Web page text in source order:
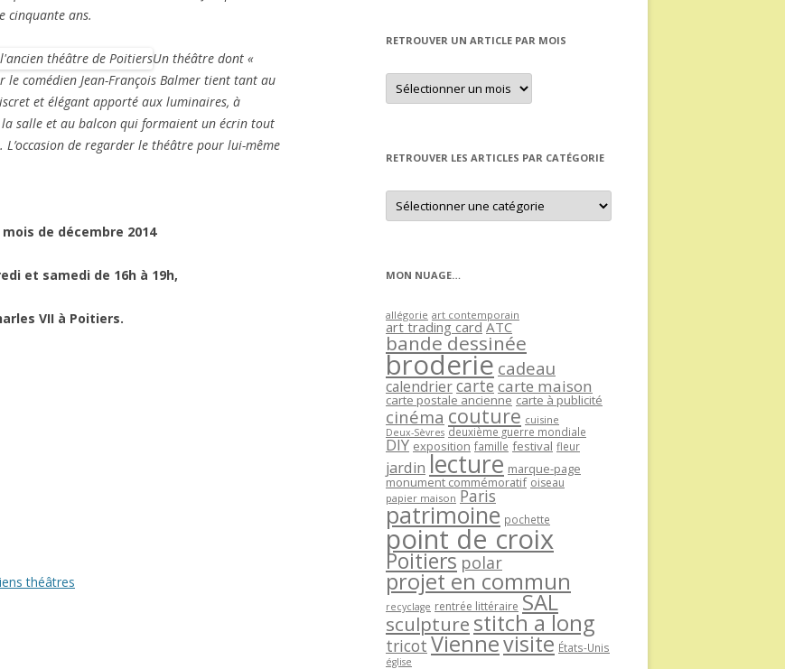
cinquante ans.
Un théâtre dont «
le comédien Jean-François Balmer tient tant au
et élégant apporté aux luminaires, à
la salle et au balcon qui formaient un écrin tout
de regarder le théâtre pour lui-même
mois de décembre 2014
et samedi de 16h à 19h,
VII à Poitiers.
théâtres
RETROUVER UN ARTICLE PAR MOIS
Retrouver
un
article
RETROUVER LES ARTICLES PAR CATÉGORIE
Retrouver
les
articles
MON NUAGE…
allégorie art contemporain
art trading card ATC
bande dessinée
broderie cadeau
calendriercartecarte maison
carte postale ancienne carte à publicité
cinéma couture cuisine
Deux-Sèvres deuxième guerre mondiale
DIY exposition famille festival fleur
jardin lecture marque-page
monument commémoratif oiseau
papier maison Paris
patrimoine pochette
point de croix
Poitiers polar
projet en commun
recyclage rentrée littéraire SAL
sculpture stitch a long
tricot Viennevisite États-Unis
église